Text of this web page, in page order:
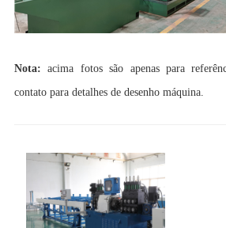
Nota: acima fotos são apenas para
contato para detalhes de desenho máquina.